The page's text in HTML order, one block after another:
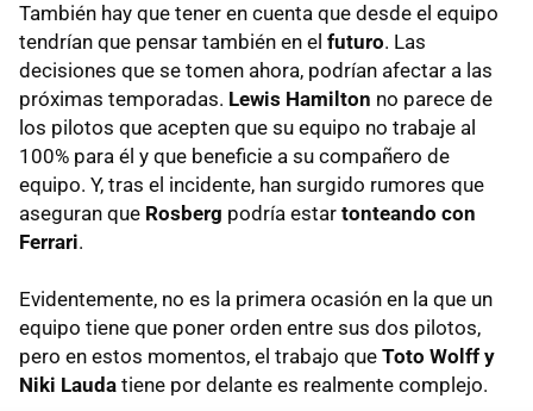
También hay que tener en cuenta que desde el equipo
tendrían que pensar también en el futuro. Las
decisiones que se tomen ahora, podrían afectar a las
próximas temporadas. Lewis Hamilton no parece de
los pilotos que acepten que su equipo no trabaje al
100% para él y que beneficie a su compañero de
equipo. Y, tras el incidente, han surgido rumores que
aseguran que Rosberg podría estar tonteando con
Ferrari.
Evidentemente, no es la primera ocasión en la que un
equipo tiene que poner orden entre sus dos pilotos,
pero en estos momentos, el trabajo que Toto Wolff y
Niki Lauda tiene por delante es realmente complejo.